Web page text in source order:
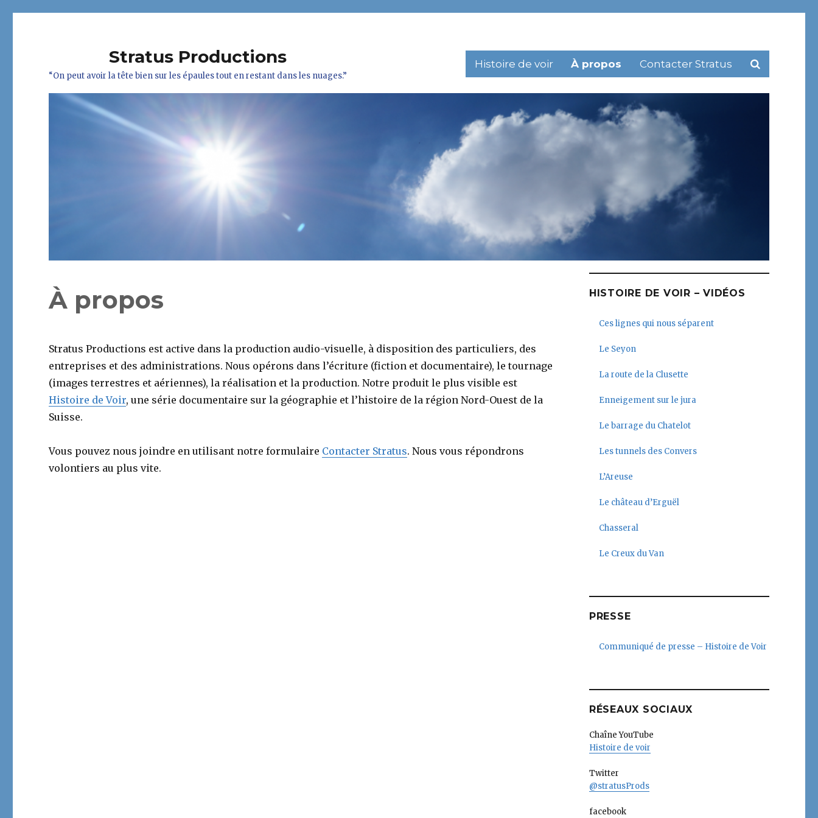
Stratus Productions
“On peut avoir la tête bien sur les épaules tout en restant dans les nuages.”
Histoire de voir À propos Contacter Stratus
À propos
Stratus Productions est active dans la production audio-visuelle, à disposition des particuliers, des
entreprises et des administrations. Nous opérons dans l’écriture (fiction et documentaire), le tournage
(images terrestres et aériennes), la réalisation et la production. Notre produit le plus visible est
Histoire de Voir, une série documentaire sur la géographie et l’histoire de la région Nord-Ouest de la
Suisse.
Vous pouvez nous joindre en utilisant notre formulaire Contacter Stratus. Nous vous répondrons
volontiers au plus vite.
HISTOIRE DE VOIR – VIDÉOS
Ces lignes qui nous séparent
Le Seyon
La route de la Clusette
Enneigement sur le jura
Le barrage du Chatelot
Les tunnels des Convers
L’Areuse
Le château d’Erguël
Chasseral
Le Creux du Van
PRESSE
Communiqué de presse – Histoire de Voir
RÉSEAUX SOCIAUX
Chaîne YouTube
Histoire de voir
Twitter
@stratusProds
facebook